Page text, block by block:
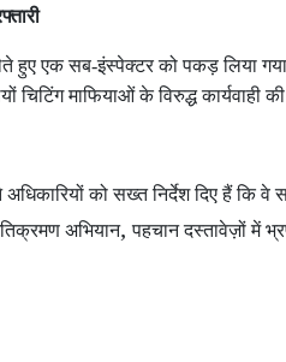
हुए एक सब-इंस्पेक्टर को पकड़ लिया
चिटिंग माफियाओं के विरुद्ध
को सख्त निर्देश दिए हैं कि वे
अभियान,पहचान दस्तावेज़ों में